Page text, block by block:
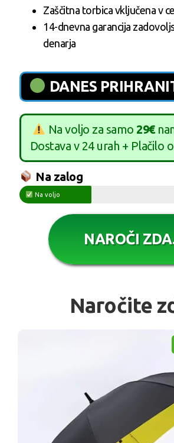
Zaščitna torbica vključena v
14-dnevna garancija
denarja
DANES
Na voljo za samo 29€
Dostava v 24 urah + Plačilo
Na zalog
Na voljo
NAROČI
Naročite